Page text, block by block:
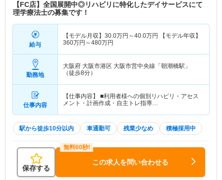
【FC店】全国展開中◎リハビリに特化したデイサービスにて
理学療法士の募集です！
給与
【モデル月収】 30.0万円～40.0万円
【モデル年収】
360万円～480万円
勤務地
大阪府 大阪市港区 大阪市営中央線「朝潮橋駅」
（徒歩8分）
仕事内容
【仕事内容】 ■利用者様への個別リハビリ・アセス
メント・計画作成・自主トレ指導…
駅から徒歩10分以内 車通勤可 残業少なめ 積極採用中
保存する
この求人を問い合わせる